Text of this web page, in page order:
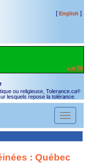
[English ]
ou religieuse, Tolerance.ca®
lesquels repose la tolérance.
Toggle
: Québec